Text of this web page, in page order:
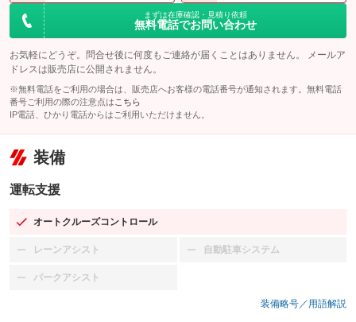
まずは在庫確認・見積り依頼
無料電話でお問い合わせ
お気軽にどうぞ。問合せ後に何度もご連絡が届くことはありません。 メールア
ドレスは販売店に公開されません。
※無料電話をご利用の場合は、販売店へお客様の電話番号が通知されます。無料電話
番号ご利用の際の注意点は こちら
IP電話、ひかり電話からはご利用いただけません。
装備
運転支援
オートクルーズコントロール
：装備あり
レーンアシスト
：装備なし 自動駐車システム
：装備なし
パークアシスト
：装備なし
装備略号／用語解説